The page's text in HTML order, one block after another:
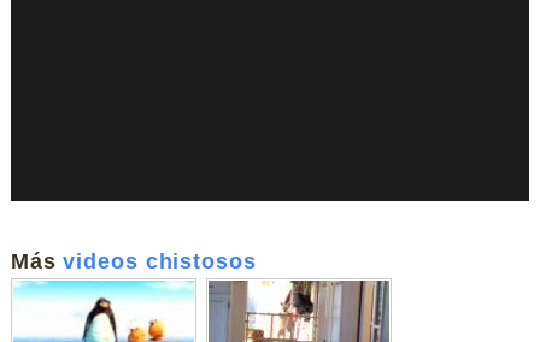
Másvideos chistosos